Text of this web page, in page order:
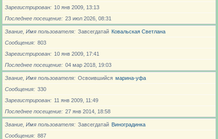
Зарегистрирован
10 янв 2009, 13:13
Последнее посещение
23 июл 2026, 08:31
Звание, Имя пользователя Завсегдатай Ковальская Светлана
Сообщения
803
Зарегистрирован
10 янв 2009, 17:41
Последнее посещение
04 мар 2018, 19:03
Звание, Имя пользователя Освоившийся марина-уфа
Сообщения
330
Зарегистрирован
11 янв 2009, 11:49
Последнее посещение
27 янв 2014, 18:58
Звание, Имя пользователя Завсегдатай Виноградинка
Сообщения
887